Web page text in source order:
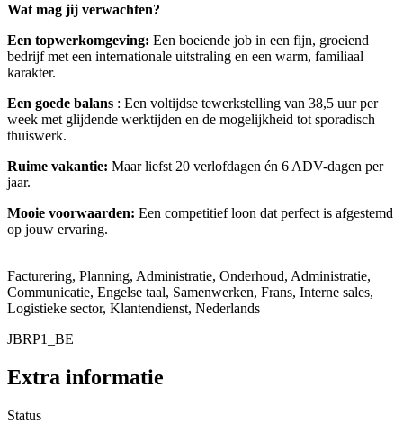
Wat mag jij verwachten?
Een topwerkomgeving: Een boeiende job in een fijn, groeiend
bedrijf met een internationale uitstraling en een warm, familiaal
karakter.
Een goede balans : Een voltijdse tewerkstelling van 38,5 uur per
week met glijdende werktijden en de mogelijkheid tot sporadisch
thuiswerk.
Ruime vakantie: Maar liefst 20 verlofdagen én 6 ADV-dagen per
jaar.
Mooie voorwaarden: Een competitief loon dat perfect is afgestemd
op jouw ervaring.
Facturering, Planning, Administratie, Onderhoud, Administratie,
Communicatie, Engelse taal, Samenwerken, Frans, Interne sales,
Logistieke sector, Klantendienst, Nederlands
JBRP1_BE
Extra informatie
Status